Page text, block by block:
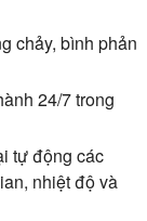
chảy, bình phản
24/7 trong
tự động các
nhiệt độ và